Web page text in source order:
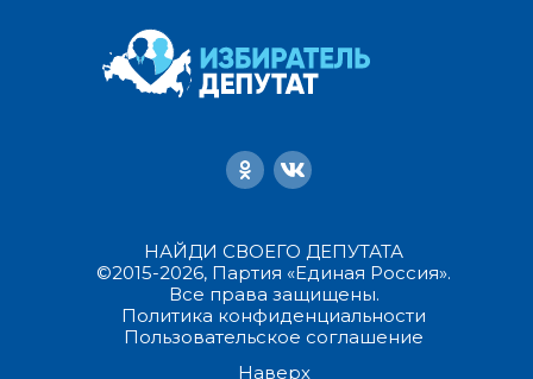
НАЙДИ СВОЕГО ДЕПУТАТА
©2015-2026, Партия «Единая Россия».
Все права защищены.
Политика конфиденциальности
Пользовательское соглашение
Наверх